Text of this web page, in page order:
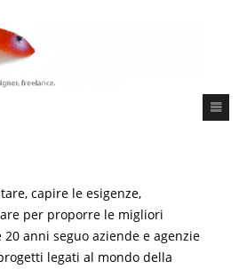
capire le esigenze,
per proporre le migliori
anni seguo aziende e agenzie
legati al mondo della